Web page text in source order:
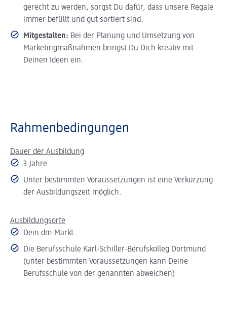
gerecht zu werden, sorgst Du dafür, dass unsere Regale
immer befüllt und gut sortiert sind.
Mitgestalten: Bei der Planung und Umsetzung von
Marketingmaßnahmen bringst Du Dich kreativ mit
Deinen Ideen ein.
Rahmenbedingungen
Dauer der Ausbildung
3 Jahre
Unter bestimmten Voraussetzungen ist eine Verkürzung
der Ausbildungszeit möglich.
Ausbildungsorte
Dein dm-Markt
Die Berufsschule Karl-Schiller-Berufskolleg Dortmund
(unter bestimmten Voraussetzungen kann Deine
Berufsschule von der genannten abweichen)